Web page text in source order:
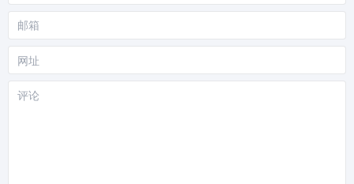
评
称
邮
箱
网
站